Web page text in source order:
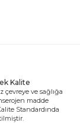
Kalite
ve sağlığa
madde
Standardında